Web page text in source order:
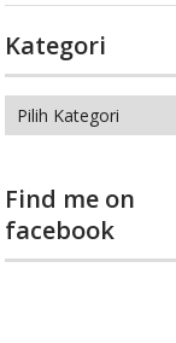
Kategori
Kategori
Find me on
facebook